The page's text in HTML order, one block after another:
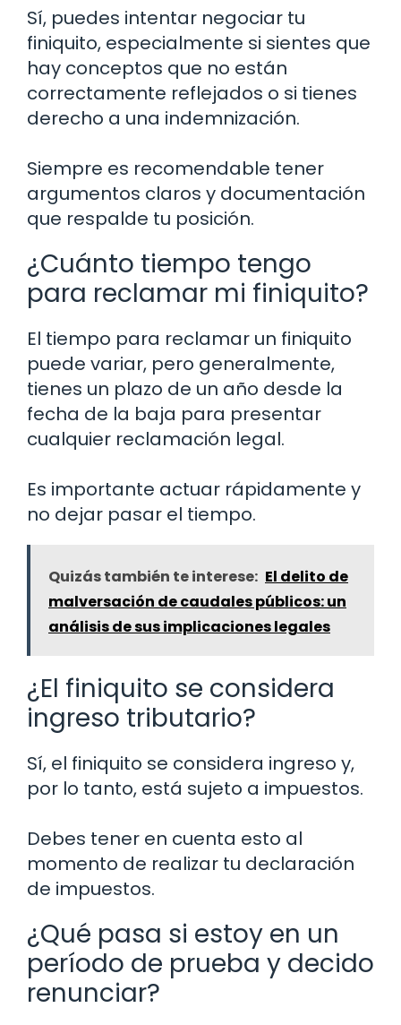
Sí, puedes intentar negociar tu
finiquito, especialmente si sientes que
hay conceptos que no están
correctamente reflejados o si tienes
derecho a una indemnización.
Siempre es recomendable tener
argumentos claros y documentación
que respalde tu posición.
¿Cuánto tiempo tengo
para reclamar mi finiquito?
El tiempo para reclamar un finiquito
puede variar, pero generalmente,
tienes un plazo de un año desde la
fecha de la baja para presentar
cualquier reclamación legal.
Es importante actuar rápidamente y
no dejar pasar el tiempo.
Quizás también te interese: El delito de
malversación de caudales públicos: un
análisis de sus implicaciones legales
¿El finiquito se considera
ingreso tributario?
Sí, el finiquito se considera ingreso y,
por lo tanto, está sujeto a impuestos.
Debes tener en cuenta esto al
momento de realizar tu declaración
de impuestos.
¿Qué pasa si estoy en un
período de prueba y decido
renunciar?